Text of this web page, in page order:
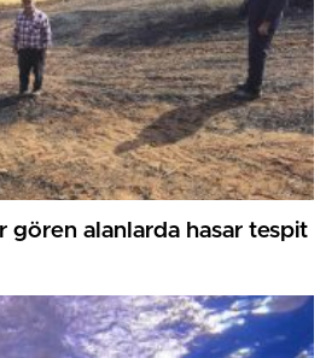
gören alanlarda hasar tespit